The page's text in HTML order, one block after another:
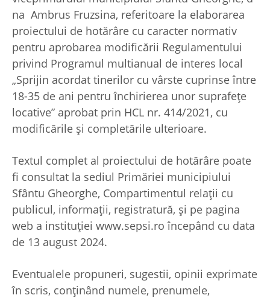
na Ambrus Fruzsina, referitoare la elaborarea
proiectului de hotărâre cu caracter normativ
pentru aprobarea modificării Regulamentului
privind Programul multianual de interes local
„Sprijin acordat tinerilor cu vârste cuprinse între
18-35 de ani pentru închirierea unor suprafețe
locative” aprobat prin HCL nr. 414/2021, cu
modificările și completările ulterioare.
Textul complet al proiectului de hotărâre poate
fi consultat la sediul Primăriei municipiului
Sfântu Gheorghe, Compartimentul relaţii cu
publicul, informaţii, registratură, și pe pagina
web a instituţiei www.sepsi.ro începând cu data
de 13 august 2024.
Eventualele propuneri, sugestii, opinii exprimate
în scris, conţinând numele, prenumele,